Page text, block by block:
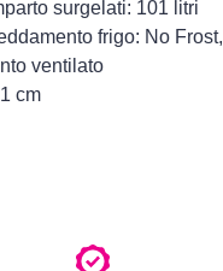
surgelati: 101 litri
frigo: No Frost,
ventilato
cm